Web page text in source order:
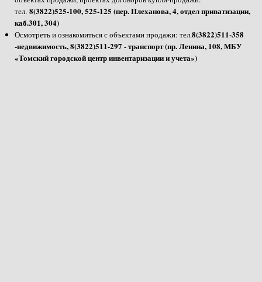
тел. 8(3822)525-100, 525-125 (пер. Плеханова, 4, отдел приватизации,
каб.301, 304)
Осмотреть и ознакомиться с объектами продажи: тел.8(3822)511-358
-недвижимость, 8(3822)511-297 - транспорт (пр. Ленина, 108, МБУ
«Томский городской центр инвентаризации и учета»)